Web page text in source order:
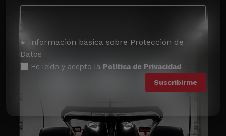
Información básica sobre Protección de
Datos
He leído y acepto la Política de Privacidad